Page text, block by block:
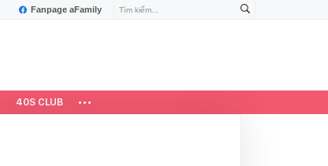
Fanpage aFamily
40S CLUB